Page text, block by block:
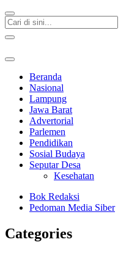
Beranda
Nasional
Lampung
Jawa Barat
Advertorial
Parlemen
Pendidikan
Sosial Budaya
Seputar Desa
Kesehatan
Bok Redaksi
Pedoman Media Siber
Categories